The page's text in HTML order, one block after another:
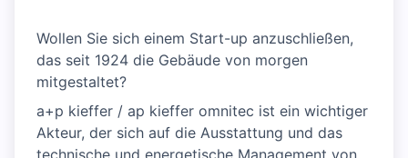
Wollen Sie sich einem Start-up anzuschließen,
das seit 1924 die Gebäude von morgen
mitgestaltet?
a+p kieffer / ap kieffer omnitec ist ein wichtiger
Akteur, der sich auf die Ausstattung und das